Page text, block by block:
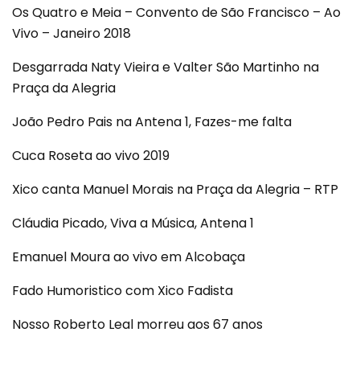
Os Quatro e Meia – Convento de São Francisco – Ao
Vivo – Janeiro 2018
Desgarrada Naty Vieira e Valter São Martinho na
Praça da Alegria
João Pedro Pais na Antena 1, Fazes-me falta
Cuca Roseta ao vivo 2019
Xico canta Manuel Morais na Praça da Alegria – RTP
Cláudia Picado, Viva a Música, Antena 1
Emanuel Moura ao vivo em Alcobaça
Fado Humoristico com Xico Fadista
Nosso Roberto Leal morreu aos 67 anos